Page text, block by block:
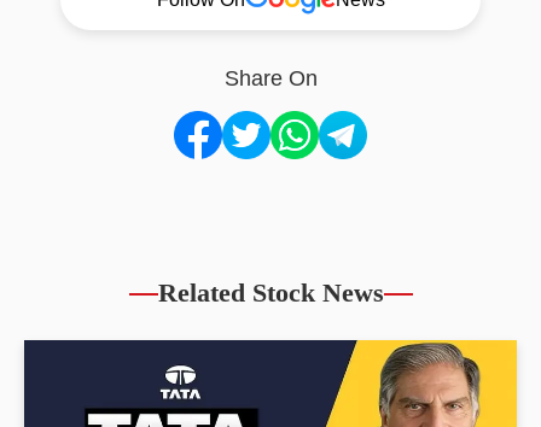
Share On
Related Stock News